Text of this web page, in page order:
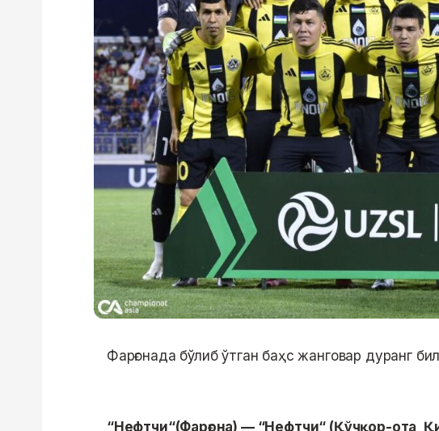
Фарғонада бўлиб ўтган баҳс жанговар дуранг
“Нефтчи“(Фарғона) — “Нефтчи“ (Қўчқор-ота,